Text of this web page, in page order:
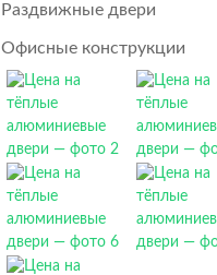
Раздвижные двери
Офисные конструкции